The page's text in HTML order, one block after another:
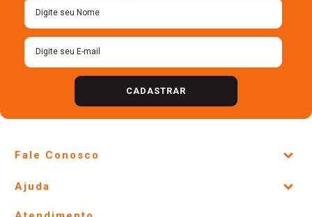
CADASTRAR
Fale Conosco
Lojas Físicas e Horários
Ofertas
Ajuda